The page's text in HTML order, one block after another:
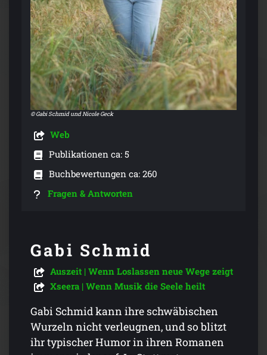
© Gabi Schmid und Nicole Geck
Web
Publikationen ca: 5
Buchbewertungen ca: 260
Fragen & Antworten
Gabi Schmid
Auszeit | Wenn Loslassen neue Wege zeigt
Xseera | Wenn Musik die Seele heilt
Gabi Schmid kann ihre schwäbischen
Wurzeln nicht verleugnen, und so blitzt
ihr typischer Humor in ihren Romanen